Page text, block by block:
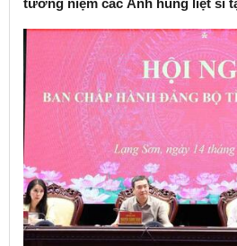
tưởng niệm các Anh hùng liệt sĩ